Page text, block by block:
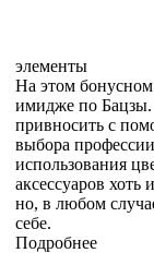
элементы
На этом
имидже по
привносить с
выбора
использования
аксессуаров хоть
но, в любом
себе.
Подробнее